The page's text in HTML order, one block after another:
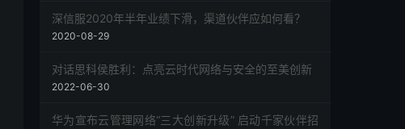
深信服2020年半年业绩下滑，渠道伙伴应如何看？
2020-08-29
对话思科侯胜利：点亮云时代网络与安全的至美创新
2022-06-30
华为宣布云管理网络“三大创新升级” 启动千家伙伴招